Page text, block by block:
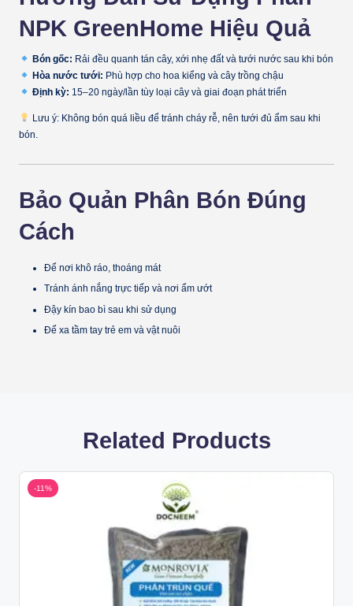
NPK GreenHome Hiệu Quả
Bón gốc: Rải đều quanh tán cây, xới nhẹ đất và tưới nước sau khi bón
Hòa nước tưới: Phù hợp cho hoa kiểng và cây trồng chậu
Định kỳ: 15–20 ngày/lần tùy loại cây và giai đoạn phát triển
Lưu ý: Không bón quá liều để tránh cháy rễ, nên tưới đủ ẩm sau khi
bón.
Bảo Quản Phân Bón Đúng
Cách
Để nơi khô ráo, thoáng mát
Tránh ánh nắng trực tiếp và nơi ẩm ướt
Đậy kín bao bì sau khi sử dụng
Để xa tầm tay trẻ em và vật nuôi
Related Products
-11%